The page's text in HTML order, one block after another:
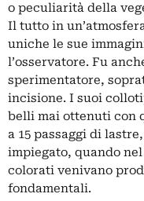
o peculiarità della
Il tutto in
uniche le sue
l’osservatore. Fu
sperimentatore,
incisione. I suoi
belli mai ottenuti con
a 15 passaggi di
impiegato, quando
colorati venivano
fondamentali.